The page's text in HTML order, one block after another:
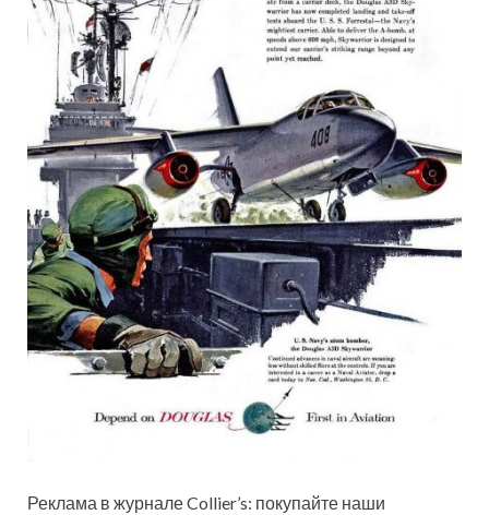
Реклама в журнале Collier’s: покупайте наши